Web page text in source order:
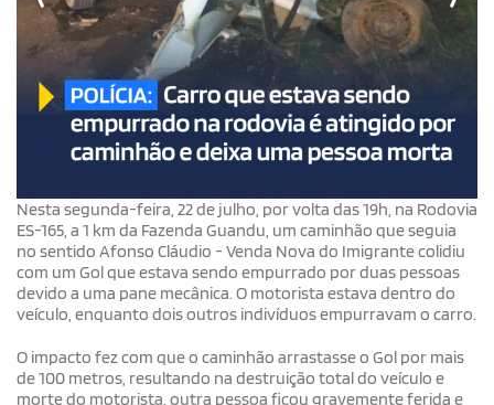
Nesta segunda-feira, 22 de julho, por volta das 19h, na Rodovia
ES-165, a 1 km da Fazenda Guandu, um caminhão que seguia
no sentido Afonso Cláudio - Venda Nova do Imigrante colidiu
com um Gol que estava sendo empurrado por duas pessoas
devido a uma pane mecânica. O motorista estava dentro do
veículo, enquanto dois outros indivíduos empurravam o carro.
O impacto fez com que o caminhão arrastasse o Gol por mais
de 100 metros, resultando na destruição total do veículo e
morte do motorista, outra pessoa ficou gravemente ferida e